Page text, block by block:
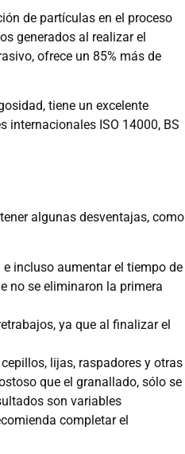
de partículas en el proceso
generados al realizar el
ofrece un 85% más de
tiene un excelente
internacionales ISO 14000, BS
algunas desventajas, como
incluso aumentar el tiempo de
no se eliminaron la primera
ya que al finalizar el
lijas, raspadores y otras
que el granallado, sólo se
son variables
completar el